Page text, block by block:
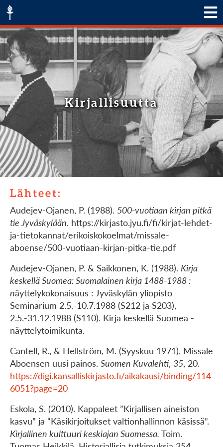
Kirjallisuutta
Lähteet:
Audejev-Ojanen, P. (1988). 500-vuotiaan kirjan pitkä
tie Jyväskylään. https://kirjasto.jyu.fi/fi/kirjat-lehdet-
ja-tietokannat/erikoiskokoelmat/missale-
aboense/500-vuotiaan-kirjan-pitka-tie.pdf
Audejev-Ojanen, P. & Saikkonen, K. (1988). Kirja
keskellä Suomea: Suomalainen kirja 1488-1988 :
näyttelykokonaisuus : Jyväskylän yliopisto
Seminarium 2.5.-10.7.1988 (S212 ja S203),
2.5.-31.12.1988 (S110). Kirja keskellä Suomea -
näyttelytoimikunta.
Cantell, R., & Hellström, M. (Syyskuu 1971). Missale
Aboensen uusi painos. Suomen Kuvalehti, 35, 20.
https://digi.kansalliskirjasto.fi/aikakausi/binding/114
6051?page=20
Eskola, S. (2010). Kappaleet ”Kirjallisen aineiston
kasvu” ja “Käsikirjoitukset valtionhallinnon käsissä”.
Kirjallinen kulttuuri keskiajan Suomessa. Toim.